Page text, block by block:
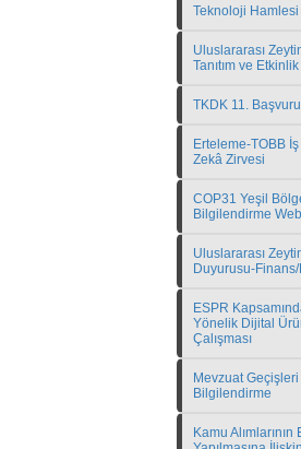
Teknoloji Hamlesi
Uluslararası
Tanıtım ve
TKDK 11. Başvuru
Erteleme-TOBB
Zekâ Zirvesi
COP31 Yeşil
Bilgilendirme
Uluslararası
Duyurusu-
ESPR
Yönelik Dijital
Çalışması
Mevzuat Geçişleri
Bilgilendirme
Kamu